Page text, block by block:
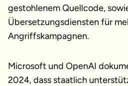
gestohlenem Quellcode,
Übersetzungsdiensten für
Angriffskampagnen.
Microsoft und OpenAI
2024, dass staatlich